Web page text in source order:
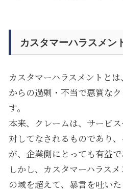
カスタマーハラスメン
カスタマーハラスメントと
からの過剰・不当で悪質な
す。
本来、クレームは、サービ
対してなされるものであり
が、企業側にとっても有益で
しかし、カスタマーハラス
の域を超えて、暴言を吐い